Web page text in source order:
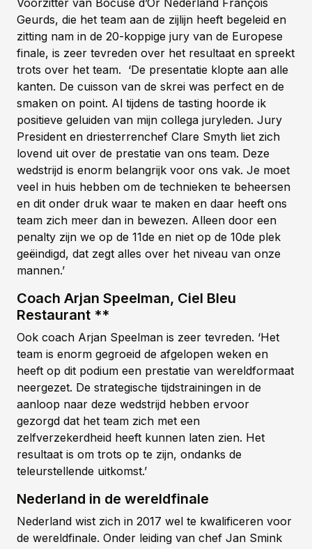
Geurds, die het team aan de zijlijn heeft begeleid en
zitting nam in de 20-koppige jury van de Europese
finale, is zeer tevreden over het resultaat en spreekt
trots over het team. ‘De presentatie klopte aan alle
kanten. De cuisson van de skrei was perfect en de
smaken on point. Al tijdens de tasting hoorde ik
positieve geluiden van mijn collega juryleden. Jury
President en driesterrenchef Clare Smyth liet zich
lovend uit over de prestatie van ons team. Deze
wedstrijd is enorm belangrijk voor ons vak. Je moet
veel in huis hebben om de technieken te beheersen
en dit onder druk waar te maken en daar heeft ons
team zich meer dan in bewezen. Alleen door een
penalty zijn we op de 11de en niet op de 10de plek
geëindigd, dat zegt alles over het niveau van onze
mannen.’
Coach Arjan Speelman, Ciel Bleu
Restaurant **
Ook coach Arjan Speelman is zeer tevreden. ‘Het
team is enorm gegroeid de afgelopen weken en
heeft op dit podium een prestatie van wereldformaat
neergezet. De strategische tijdstrainingen in de
aanloop naar deze wedstrijd hebben ervoor
gezorgd dat het team zich met een
zelfverzekerdheid heeft kunnen laten zien. Het
resultaat is om trots op te zijn, ondanks de
teleurstellende uitkomst.’
Nederland in de wereldfinale
Nederland wist zich in 2017 wel te kwalificeren voor
de wereldfinale. Onder leiding van chef Jan Smink